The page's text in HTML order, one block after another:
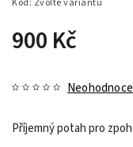
900 Kč
Příjemný potah pro